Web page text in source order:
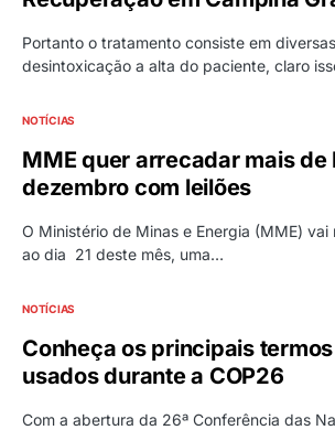
Portanto o tratamento consiste em
desintoxicação a alta do paciente, claro
NOTÍCIAS
MME quer arrecadar mais de
dezembro com leilões
O Ministério de Minas e Energia (MME) vai
ao dia 21 deste mês, uma…
NOTÍCIAS
Conheça os principais
usados durante a COP26
Com a abertura da 26ª Conferência das